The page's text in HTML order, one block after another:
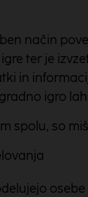
način
ter je
in
igro
spolu, so